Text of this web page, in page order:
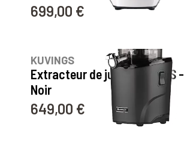
Prix
699,00 €
KUVINGS
Extracteur de jus REVO830S -
Noir
Prix
649,00 €
209avis